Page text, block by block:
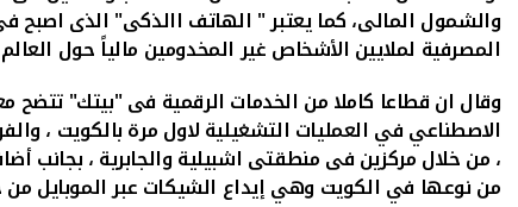
والشمول المالى، كما يعتبر " الهاتف االذكى" الذى اصبح
المصرفية لملايين الأشخاص غير المخدومين مالياً حول
وقال ان قطاعا كاملا من الخدمات الرقمية فى "بيتك" تتضح
الاصطناعي في العمليات التشغيلية لاول مرة بالكويت ،
، من خلال مركزين فى منطقتى اشبيلية والجابرية ، بجانب
من نوعها في الكويت وهي إيداع الشيكات عبر الموبايل